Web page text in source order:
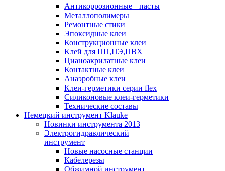
Антикоррозионные пасты
Металлополимеры
Ремонтные стики
Эпоксидные клеи
Конструкционные клеи
Клей для ПП,ПЭ,ПВХ
Цианоакрилатные клеи
Контактные клеи
Анаэробные клеи
Клеи-герметики серии flex
Силиконовые клеи-герметики
Технические составы
Немецкий инструмент Klauke
Новинки инструмента 2013
Электрогидравлический
инструмент
Новые насосные станции
Кабелерезы
Обжимной инструмент